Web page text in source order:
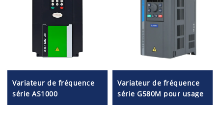
Variateur de fréquence
série AS1000
Variateur de fréquence
série G580M pour usage
général